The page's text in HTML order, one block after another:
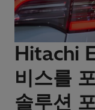
Hitachi
비스를
솔루션